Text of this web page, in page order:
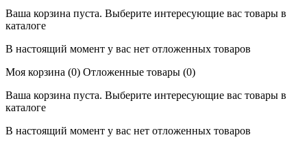
Ваша корзина пуста. Выберите интересующие вас товары в
каталоге
В настоящий момент у вас нет отложенных товаров
Моя корзина (0) Отложенные товары (0)
Ваша корзина пуста. Выберите интересующие вас товары в
каталоге
В настоящий момент у вас нет отложенных товаров